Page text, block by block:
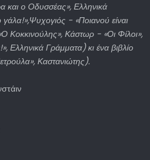
ο Οδυσσέας», Ελληνικά
- «Ποιανού είναι
Κοκκινούλης», Κάστωρ - «Οι Φίλοι»,
Ελληνικά Γράμματα) κι ένα βιβλίο
Καστανιώτης).